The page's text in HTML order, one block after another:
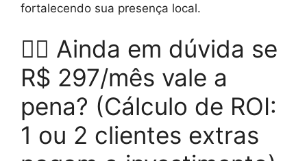
fortalecendo sua presença local.
🤷‍♂️ Ainda em dúvida se
R$ 297/mês vale a
pena? (Cálculo de ROI:
1 ou 2 clientes extras